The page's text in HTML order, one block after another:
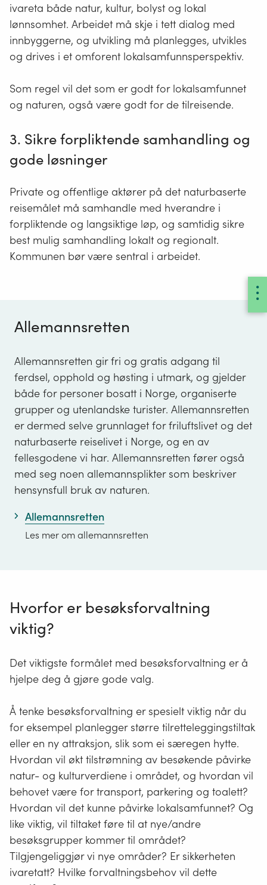
ivareta både natur, kultur, bolyst og lokal
lønnsomhet. Arbeidet må skje i tett dialog med
innbyggerne, og utvikling må planlegges, utvikles
og drives i et omforent lokalsamfunnsperspektiv.
Som regel vil det som er godt for lokalsamfunnet
og naturen, også være godt for de tilreisende.
3. Sikre forpliktende samhandling og
gode løsninger
Private og offentlige aktører på det naturbaserte
reisemålet må samhandle med hverandre i
forpliktende og langsiktige løp, og samtidig sikre
best mulig samhandling lokalt og regionalt.
Kommunen bør være sentral i arbeidet.
Allemannsretten
Allemannsretten gir fri og gratis adgang til
ferdsel, opphold og høsting i utmark, og gjelder
både for personer bosatt i Norge, organiserte
grupper og utenlandske turister. Allemannsretten
er dermed selve grunnlaget for friluftslivet og det
naturbaserte reiselivet i Norge, og en av
fellesgodene vi har. Allemannsretten fører også
med seg noen allemannsplikter som beskriver
hensynsfull bruk av naturen.
Allemannsretten
Les mer om allemannsretten
Hvorfor er besøksforvaltning
viktig?
Det viktigste formålet med besøksforvaltning er å
hjelpe deg å gjøre gode valg.
Å tenke besøksforvaltning er spesielt viktig når du
for eksempel planlegger større tilretteleggingstiltak
eller en ny attraksjon, slik som ei særegen hytte.
Hvordan vil økt tilstrømning av besøkende påvirke
natur- og kulturverdiene i området, og hvordan vil
behovet være for transport, parkering og toalett?
Hvordan vil det kunne påvirke lokalsamfunnet? Og
like viktig, vil tiltaket føre til at nye/andre
besøksgrupper kommer til området?
Tilgjengeliggjør vi nye områder? Er sikkerheten
ivaretatt? Hvilke forvaltningsbehov vil dette